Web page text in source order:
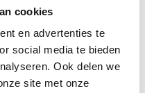
cookies
en advertenties te
social media te bieden
Ook delen we
site met onze
naar
inschalingsbesluit